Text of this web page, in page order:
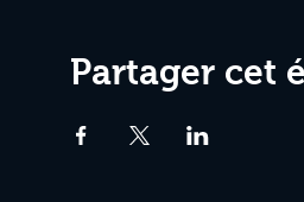
Partager cet